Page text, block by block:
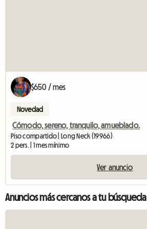
$650 / mes
Novedad
Cómodo, sereno, tranquilo, amueblado.
Piso compartido | Long Neck (19966)
2 pers. | 1 mes mínimo
Ver anuncio
Anuncios más cercanos a tu búsqueda